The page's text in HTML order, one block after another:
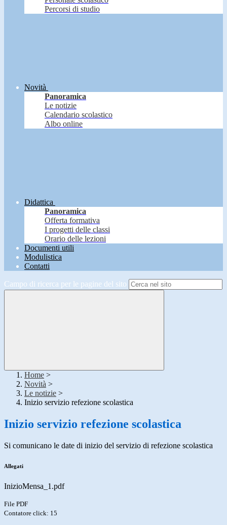
Percorsi di studio
Novità
Panoramica
Le notizie
Calendario scolastico
Albo online
Didattica
Panoramica
Offerta formativa
I progetti delle classi
Orario delle lezioni
Documenti utili
Modulistica
Contatti
Campo di ricerca per le pagine del sito
Home >
Novità >
Le notizie >
Inizio servizio refezione scolastica
Inizio servizio refezione scolastica
Si comunicano le date di inizio del servizio di refezione scolastica
Allegati
InizioMensa_1.pdf
File PDF
Contatore click: 15